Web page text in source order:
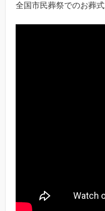
全国市民葬祭でのお葬式